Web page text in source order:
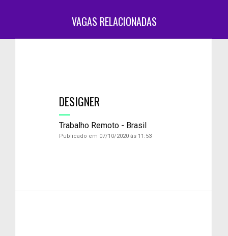
VAGAS RELACIONADAS
DESIGNER
Trabalho Remoto - Brasil
Publicado em 07/10/2020 às 11:53